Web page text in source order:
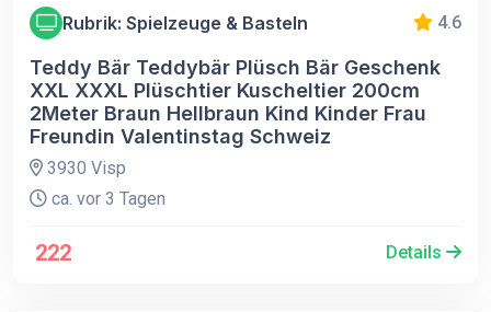
Rubrik: Spielzeuge & Basteln 4.6
Teddy Bär Teddybär Plüsch Bär Geschenk
XXL XXXL Plüschtier Kuscheltier 200cm
2Meter Braun Hellbraun Kind Kinder Frau
Freundin Valentinstag Schweiz
3930 Visp
ca. vor 3 Tagen
222 Details